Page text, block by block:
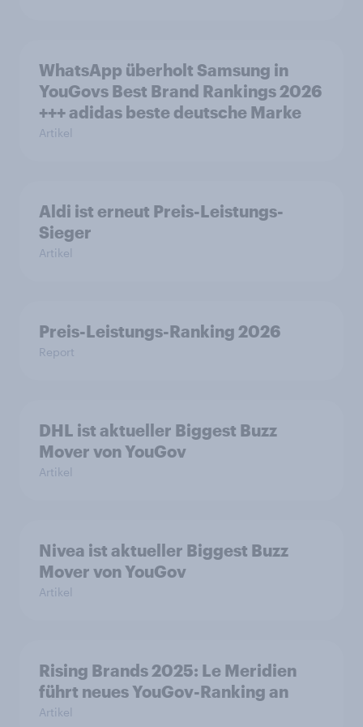
WhatsApp überholt Samsung in
YouGovs Best Brand Rankings 2026
+++ adidas beste deutsche Marke
Artikel
Aldi ist erneut Preis-Leistungs-
Sieger
Artikel
Preis-Leistungs-Ranking 2026
Report
DHL ist aktueller Biggest Buzz
Mover von YouGov
Artikel
Nivea ist aktueller Biggest Buzz
Mover von YouGov
Artikel
Rising Brands 2025: Le Meridien
führt neues YouGov-Ranking an
Artikel